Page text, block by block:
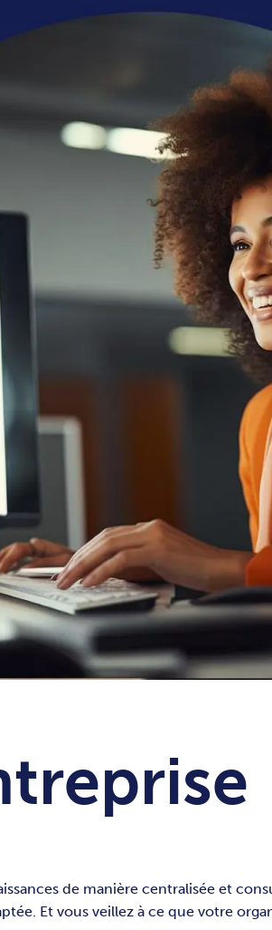
de manière centralisée et
Et vous veillez à ce que votre